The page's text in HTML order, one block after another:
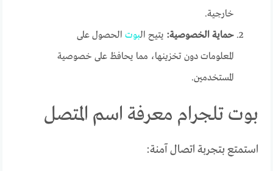
خارجية.
حماية الخصوصية: يتيح البوت الحصول على
المعلومات دون تخزينها، مما يحافظ على خصوصية
المستخدمين.
بوت تلجرام معرفة اسم المتصل
استمتع بتجربة اتصال آمنة: